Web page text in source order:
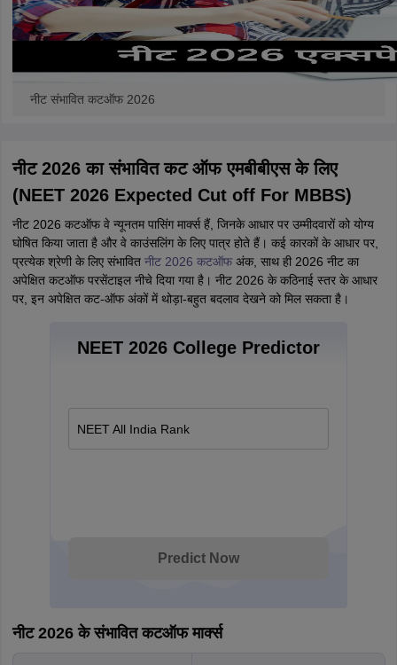
नीट संभावित कटऑफ 2026
नीट 2026 का संभावित कट ऑफ एमबीबीएस के लिए
(NEET 2026 Expected Cut off For MBBS)
नीट 2026 कटऑफ वे न्यूनतम पासिंग मार्क्स हैं, जिनके आधार पर उम्मीदवारों को योग्य
घोषित किया जाता है और वे काउंसलिंग के लिए पात्र होते हैं। कई कारकों के आधार पर,
प्रत्येक श्रेणी के लिए संभावित नीट 2026 कटऑफअंक, साथ ही 2026 नीट का
अपेक्षित कटऑफ परसेंटाइल नीचे दिया गया है। नीट 2026 के कठिनाई स्तर के आधार
पर, इन अपेक्षित कट-ऑफ अंकों में थोड़ा-बहुत बदलाव देखने को मिल सकता है।
NEET 2026 College Predictor
NEET All India Rank
Predict Now
नीट 2026 के संभावित कटऑफ मार्क्स